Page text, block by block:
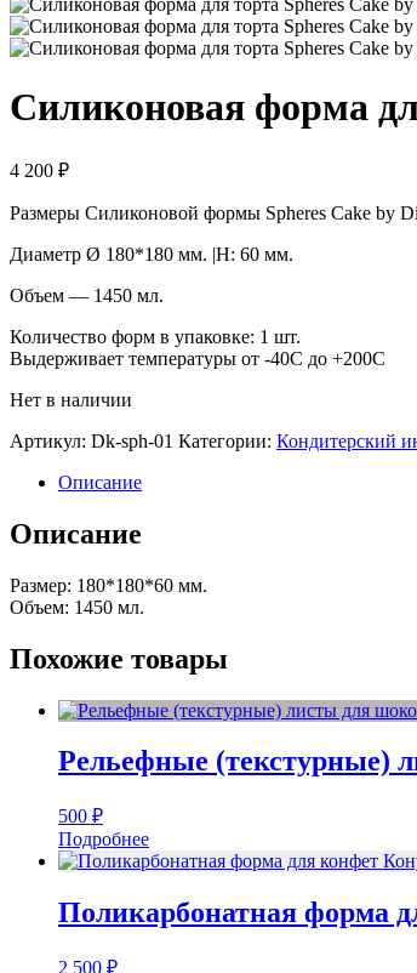
Силиконовая форма
4 200 ₽
Размеры Силиконовой формы Spheres Cake by
Диаметр Ø 180*180 мм. |H: 60 мм.
Объем — 1450 мл.
Количество форм в упаковке: 1 шт.
Выдерживает температуры от -40С до +200С
Нет в наличии
Артикул: Dk-sph-01 Категории: Кондитерский
Описание
Описание
Размер: 180*180*60 мм.
Объем: 1450 мл.
Похожие товары
Рельефные (текстурные)
500 ₽
Подробнее
Поликарбонатная форма
2 500 ₽